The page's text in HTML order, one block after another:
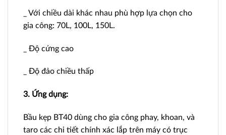
_ Với chiều dài khác nhau phù hợp lựa chọn cho
gia công: 70L, 100L, 150L.
_ Độ cứng cao
_ Độ đảo chiều thấp
3. Ứng dụng:
Bầu kẹp BT40 dùng cho gia công phay, khoan, và
taro các chi tiết chính xác lắp trên máy có trục